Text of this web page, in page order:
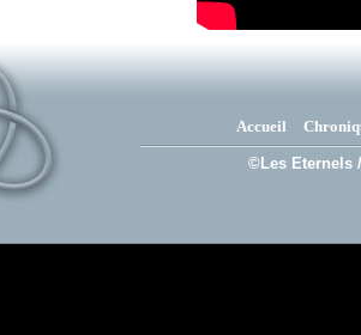
Accueil
©Les Eternels